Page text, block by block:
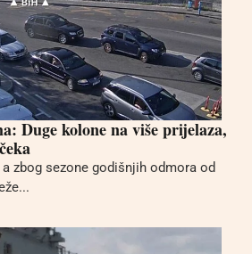
Duge kolone na više prijelaza,
zbog sezone godišnjih odmora od